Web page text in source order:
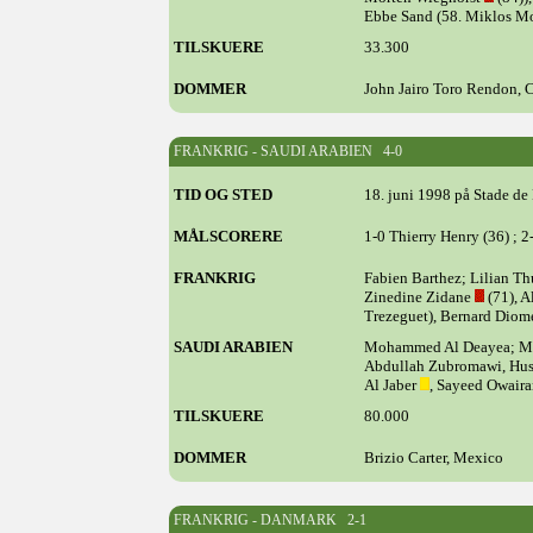
Ebbe Sand (58. Miklos
TILSKUERE
33.300
DOMMER John Jairo Toro Rendon,
FRANKRIG - SAUDI ARABIEN 4-0
TID OG STED 18. juni 1998 på Stade
MÅLSCORERE 1-0 Thierry Henry (36) ;
FRANKRIG
Fabien Barthez; Lilian
Zinedine Zidane
(71),
Trezeguet), Bernard
SAUDI ARABIEN
Mohammed Al Deayea;
Abdullah Zubromawi,
Al Jaber
, Sayeed
TILSKUERE
80.000
DOMMER Brizio Carter, Mexico
FRANKRIG - DANMARK 2-1